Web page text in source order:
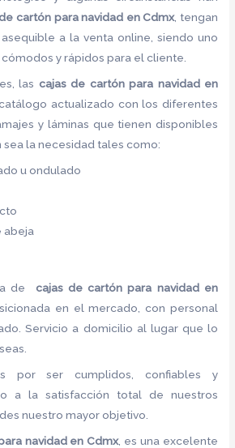
cartón para navidad en Cdmx, tengan
a la venta online, siendo uno
y rápidos para el cliente.
las cajas de cartón para navidad en
actualizado con los diferentes
y láminas que tienen disponibles
la necesidad tales como:
u ondulado
abeja
de cajas de cartón para navidad en
en el mercado, con personal
Servicio a domicilio al lugar que lo
por ser cumplidos, confiables y
a la satisfacción total de nuestros
nuestro mayor objetivo.
navidad en Cdmx, es una excelente